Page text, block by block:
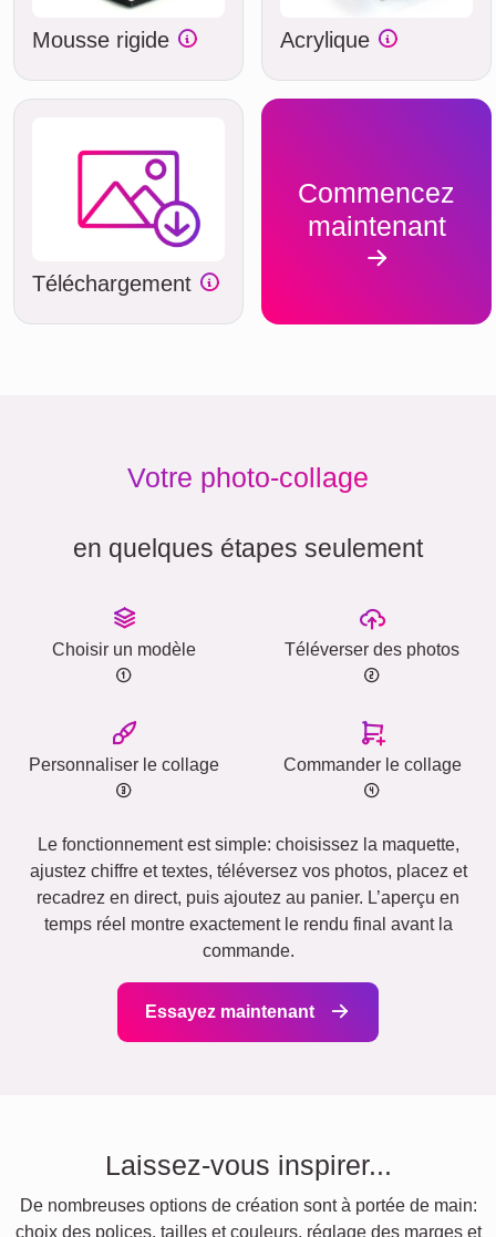
Mousse rigide Acrylique
Téléchargement
Commencez
maintenant
Votre photo-collage
en quelques étapes seulement
Choisir un modèle Téléverser des photos
Personnaliser le collage Commander le collage
Le fonctionnement est simple: choisissez la maquette,
ajustez chiffre et textes, téléversez vos photos, placez et
recadrez en direct, puis ajoutez au panier. L’aperçu en
temps réel montre exactement le rendu final avant la
commande.
Essayez maintenant
Laissez-vous inspirer...
De nombreuses options de création sont à portée de main:
choix des polices, tailles et couleurs, réglage des marges et